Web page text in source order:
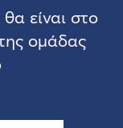
είναι στο
ομάδας